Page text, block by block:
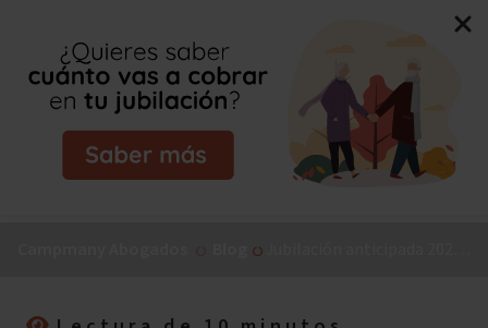
Nuevo libro de Jorge Campmany:
guía paso a paso para tu incapacidad permanente.
¡Consíguelo ya!